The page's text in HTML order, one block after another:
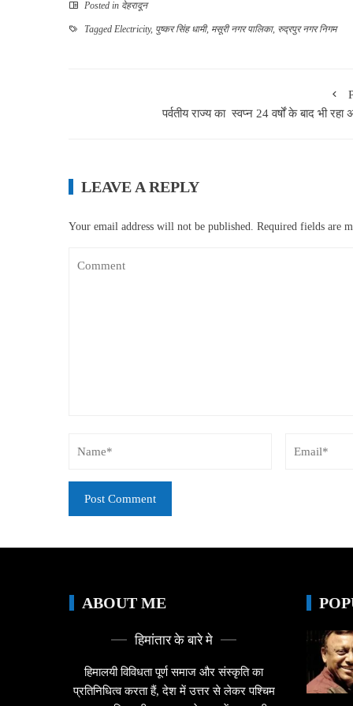
Posted in देहरादून
Tagged Electricity, पुष्कर सिंह धामी, मसूरी नगर पालिका, रुद्रपुर नगर निगम
पर्वतीय राज्य का स्वप्न 24 वर्षों के बाद भी रहा
LEAVE A REPLY
Your email address will not be published. Required fields are
ABOUT ME
हिमांतार के बारे मे
हिमालयी विविधता पूर्ण समाज और संस्कृति का
प्रतिनिधित्व करता हैं, देश में उत्तर से लेकर पश्चिम